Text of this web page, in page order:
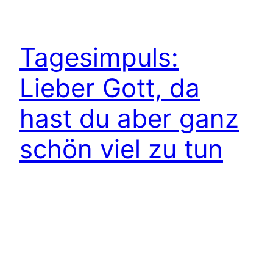
Tagesimpuls:
Lieber Gott, da
hast du aber ganz
schön viel zu tun